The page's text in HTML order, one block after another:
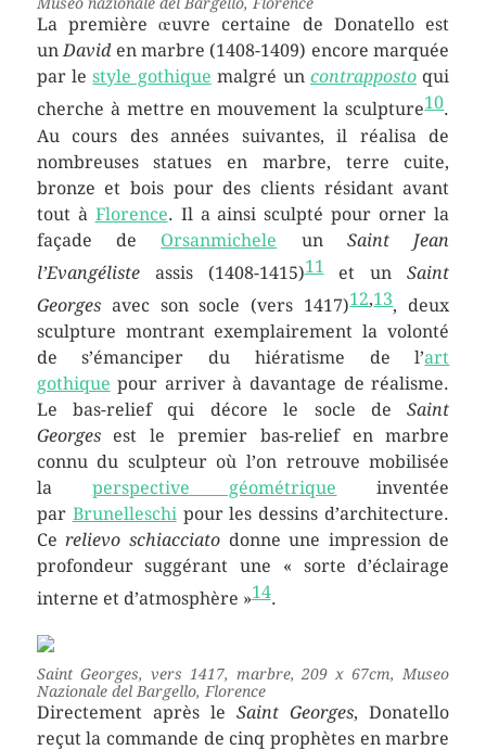
Museo nazionale del Bargello, Florence
La première œuvre certaine de Donatello est
unDaviden marbre (1408-1409) encore marquée
par lestyle gothique malgré uncontrapposto qui
cherche à mettre en mouvement la sculpture10.
Au cours des années suivantes, il réalisa de
nombreuses statues en marbre, terre cuite,
bronze et bois pour des clients résidant avant
tout à Florence. Il a ainsi sculpté pour orner la
façade de Orsanmichele unSaint Jean
l’Evangélisteassis (1408-1415)11et unSaint
Georgesavec son socle (vers 1417)12,13, deux
sculpture montrant exemplairement la volonté
de s’émanciper du hiératisme de l’art
gothique pour arriver à davantage de réalisme.
Le bas-relief qui décore le socle deSaint
Georgesest le premier bas-relief en marbre
connu du sculpteur où l’on retrouve mobilisée
la perspective géométrique inventée
par Brunelleschipour les dessins d’architecture.
Cerelievo schiacciatodonne une impression de
profondeur suggérant une « sorte d’éclairage
interne et d’atmosphère »14.
Saint Georges, vers 1417, marbre, 209 x 67cm, Museo
Nazionale del Bargello, Florence
Directement après leSaint Georges, Donatello
reçut la commande de cinq prophètes en marbre